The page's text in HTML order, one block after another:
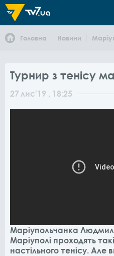
Головна Новини
Турнир з тенісу
27 лис'19 , 18:25
Маріупольчанка
Маріуполі проходять
настільного тенісу. Але